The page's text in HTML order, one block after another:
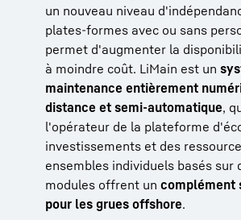
un nouveau niveau
plates-formes avec ou sans
permet d'augmenter la
à moindre coût. LiMain est un
maintenance entièrement
distance et semi-automatique,
l'opérateur de la plateforme
investissements et des
ensembles individuels basés sur
modules offrent un complément
pour les grues offshore.